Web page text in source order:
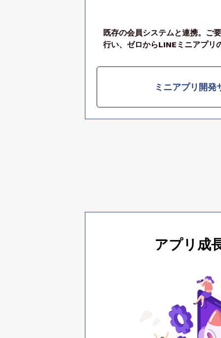
既存の会員システムと連携。ご
行い、ゼロからLINEミニアプリ
ミニアプリ開発
アプリ成